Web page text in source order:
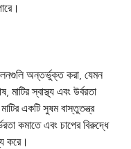
অন্তর্ভুক্ত করা, যেমন
স্বাস্থ্য এবং উর্বরতা
একটি সুষম বাস্তুতন্ত্র
কমাতে এবং চাপের বিরুদ্ধে
করে।